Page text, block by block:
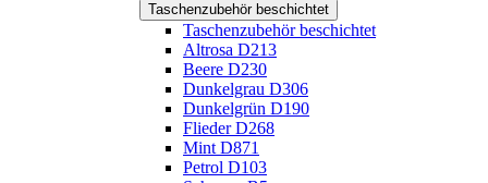
Taschenzubehör beschichtet
Taschenzubehör beschichtet
Altrosa D213
Beere D230
Dunkelgrau D306
Dunkelgrün D190
Flieder D268
Mint D871
Petrol D103